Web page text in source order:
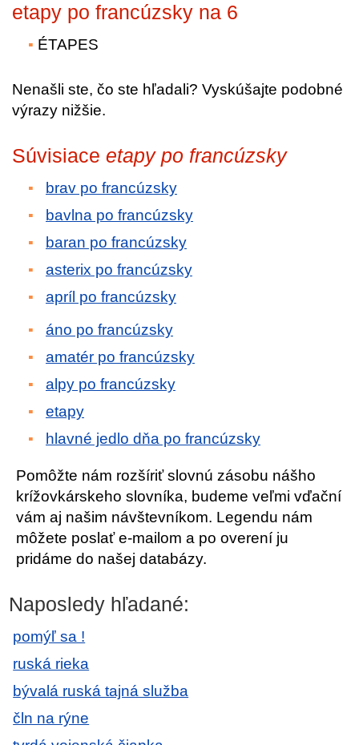
etapy po francúzsky na 6
ÉTAPES
Nenašli ste, čo ste hľadali? Vyskúšajte podobné
výrazy nižšie.
Súvisiace etapy po francúzsky
brav po francúzsky
bavlna po francúzsky
baran po francúzsky
asterix po francúzsky
apríl po francúzsky
áno po francúzsky
amatér po francúzsky
alpy po francúzsky
etapy
hlavné jedlo dňa po francúzsky
Pomôžte nám rozšíriť slovnú zásobu nášho
krížovkárskeho slovníka, budeme veľmi vďační
vám aj našim návštevníkom. Legendu nám
môžete poslať e-mailom a po overení ju
pridáme do našej databázy.
Naposledy hľadané:
pomýľ sa !
ruská rieka
bývalá ruská tajná služba
čln na rýne